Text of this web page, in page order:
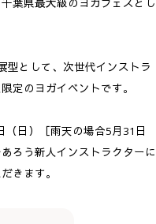
葉県最大級のヨガフェスとし
型として、次世代インストラ
定のヨガイベントです。
（日）［雨天の場合5月31日
ろう新人インストラクターに
きます。